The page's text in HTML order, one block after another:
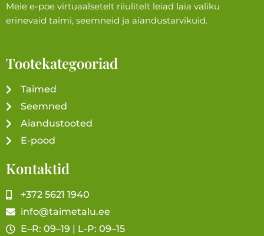
Meie e-poe virtuaalsetelt riiulitelt leiad laia valiku
erinevaid taimi, seemneid ja aiandustarvikuid.
Tootekategooriad
Taimed
Seemned
Aiandustooted
E-pood
Kontaktid
+372 5621 1940
info@taimetalu.ee
E–R: 09–19 | L-P: 09–15